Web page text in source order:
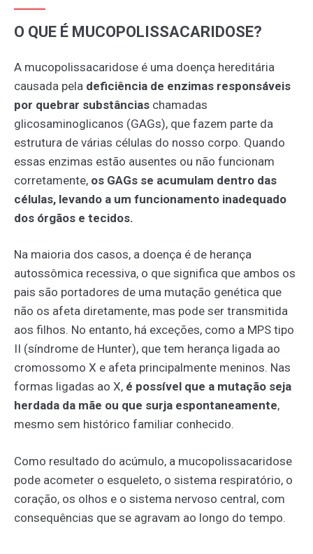
O QUE É MUCOPOLISSACARIDOSE?
A mucopolissacaridose é uma doença hereditária
causada pela deficiência de enzimas responsáveis
por quebrar substâncias chamadas
glicosaminoglicanos (GAGs), que fazem parte da
estrutura de várias células do nosso corpo. Quando
essas enzimas estão ausentes ou não funcionam
corretamente, os GAGs se acumulam dentro das
células, levando a um funcionamento inadequado
dos órgãos e tecidos.
Na maioria dos casos, a doença é de herança
autossômica recessiva, o que significa que ambos os
pais são portadores de uma mutação genética que
não os afeta diretamente, mas pode ser transmitida
aos filhos. No entanto, há exceções, como a MPS tipo
II (síndrome de Hunter), que tem herança ligada ao
cromossomo X e afeta principalmente meninos. Nas
formas ligadas ao X, é possível que a mutação seja
herdada da mãe ou que surja espontaneamente,
mesmo sem histórico familiar conhecido.
Como resultado do acúmulo, a mucopolissacaridose
pode acometer o esqueleto, o sistema respiratório, o
coração, os olhos e o sistema nervoso central, com
consequências que se agravam ao longo do tempo.